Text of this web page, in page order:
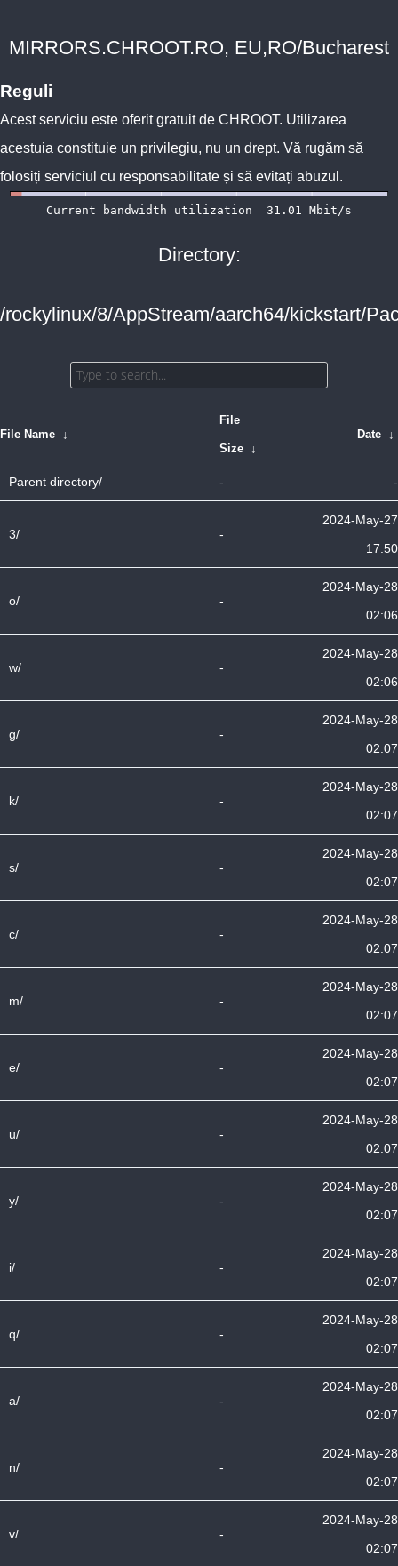
MIRRORS.CHROOT.RO, EU,RO/Bucharest
Reguli
Acest serviciu este oferit gratuit de CHROOT. Utilizarea
acestuia constituie un privilegiu, nu un drept. Vă rugăm să
folosiți serviciul cu responsabilitate și să evitați abuzul.
Directory:
/rockylinux/8/AppStream/aarch64/kickstart/
File Name ↓
File
Size ↓
Date ↓
Parent directory/ - -
3/ -
2024-May-27
17:50
o/ -
2024-May-28
02:06
w/ -
2024-May-28
02:06
g/ -
2024-May-28
02:07
k/ -
2024-May-28
02:07
s/ -
2024-May-28
02:07
c/ -
2024-May-28
02:07
m/ -
2024-May-28
02:07
e/ -
2024-May-28
02:07
u/ -
2024-May-28
02:07
y/ -
2024-May-28
02:07
i/ -
2024-May-28
02:07
q/ -
2024-May-28
02:07
a/ -
2024-May-28
02:07
n/ -
2024-May-28
02:07
v/ -
2024-May-28
02:07